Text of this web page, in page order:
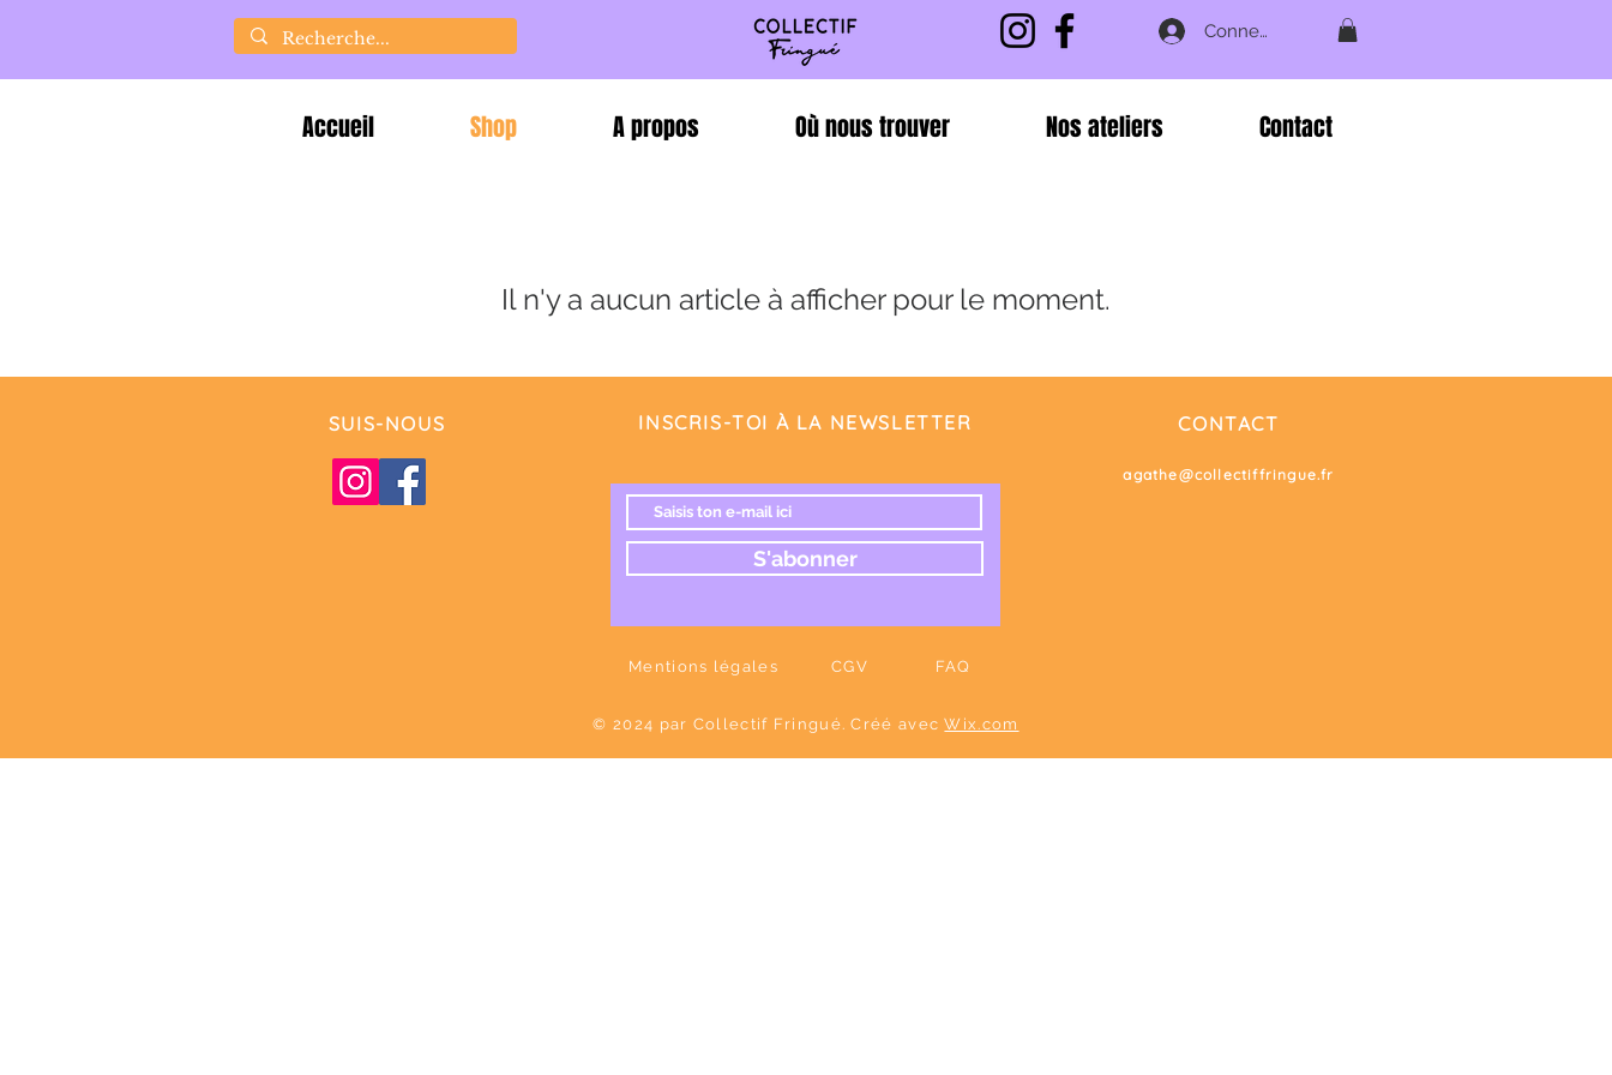
Connexion
Accueil Shop A propos Où nous trouver Nos ateliers Contact
Il n'y a aucun article à afficher pour le moment.
SUIS-NOUS INSCRIS-TOI À LA NEWSLETTER
S'abonner
Mentions légales CGV FAQ
CONTACT
agathe@collectiffringue.fr
© 2024 par Collectif Fringué. Créé avecWix.com